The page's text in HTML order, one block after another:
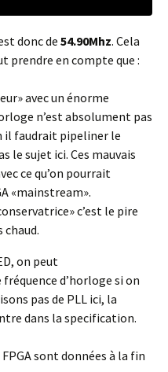
donc de 54.90Mhz. Cela
prendre en compte que :
avec un énorme
n’est absolument pas
il faudrait pipeliner le
le sujet ici. Ces mauvais
ce qu’on pourrait
«mainstream».
c’est le pire
chaud.
on peut
d’horloge si on
pas de PLL ici, la
dans la specification.
sont données à la fin